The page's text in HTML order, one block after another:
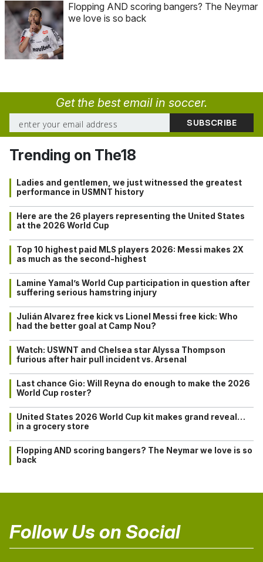
Flopping AND scoring bangers? The Neymar
we love is so back
Get the best email in soccer.
Trending on The18
Ladies and gentlemen, we just witnessed the greatest
performance in USMNT history
Here are the 26 players representing the United States
at the 2026 World Cup
Top 10 highest paid MLS players 2026: Messi makes 2X
as much as the second-highest
Lamine Yamal’s World Cup participation in question after
suffering serious hamstring injury
Julián Alvarez free kick vs Lionel Messi free kick: Who
had the better goal at Camp Nou?
Watch: USWNT and Chelsea star Alyssa Thompson
furious after hair pull incident vs. Arsenal
Last chance Gio: Will Reyna do enough to make the 2026
World Cup roster?
United States 2026 World Cup kit makes grand reveal…
in a grocery store
Flopping AND scoring bangers? The Neymar we love is so
back
Follow Us on Social